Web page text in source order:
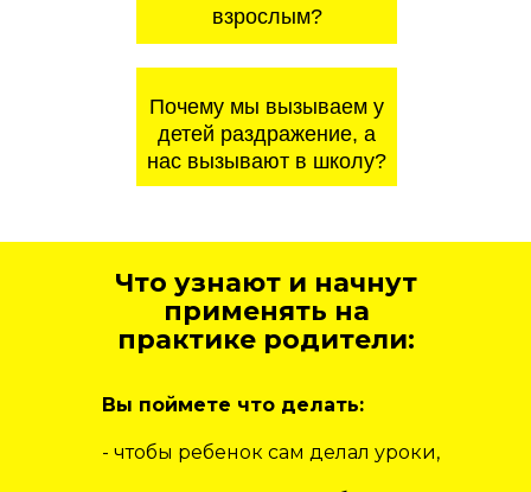
Почему мы вызываем у
детей раздражение, а
нас вызывают в школу?
взрослым?
Что узнают и начнут
применять на
практике родители:
Вы поймете что делать:
- чтобы ребенок сам делал уроки,